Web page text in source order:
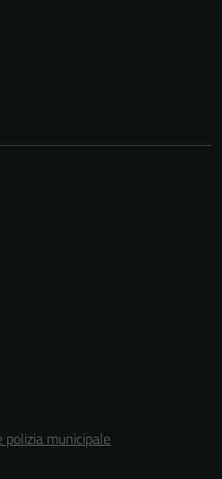
polizia municipale